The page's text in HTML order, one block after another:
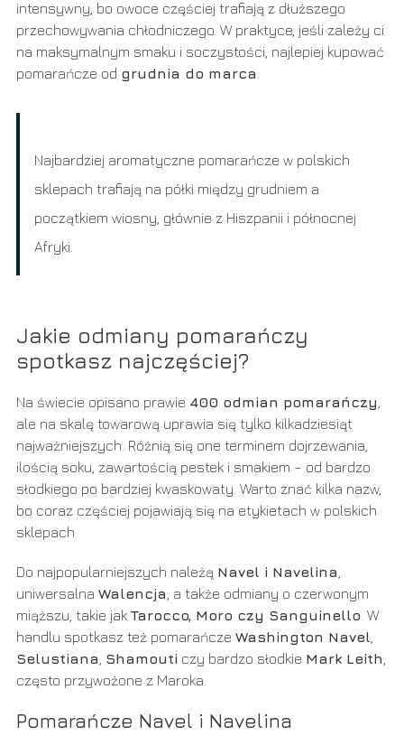
intensywny, bo owoce częściej trafiają z dłuższego
przechowywania chłodniczego. W praktyce, jeśli zależy ci
na maksymalnym smaku i soczystości, najlepiej kupować
pomarańcze od grudnia do marca
Najbardziej aromatyczne pomarańcze w polskich
sklepach trafiają na półki między grudniem a
początkiem wiosny, głównie z Hiszpanii i północnej
Afryki.
Jakie odmiany pomarańczy
spotkasz najczęściej?
Na świecie opisano prawie 400 odmian pomarańczy
ale na skalę towarową uprawia się tylko kilkadziesiąt
najważniejszych. Różnią się one terminem dojrzewania,
ilością soku, zawartością pestek i smakiem – od bardzo
słodkiego po bardziej kwaskowaty. Warto znać kilka nazw,
bo coraz częściej pojawiają się na etykietach w polskich
sklepach.
Do najpopularniejszych należą Navel i Navelina
uniwersalna Walencja , a także odmiany o czerwonym
miąższu, takie jak Tarocco, Moro czy Sanguinello . W
handlu spotkasz też pomarańcze Washington Navel
Selustiana Shamouti czy bardzo słodkie Mark Leith
często przywożone z Maroka.
Pomarańcze Navel i Navelina